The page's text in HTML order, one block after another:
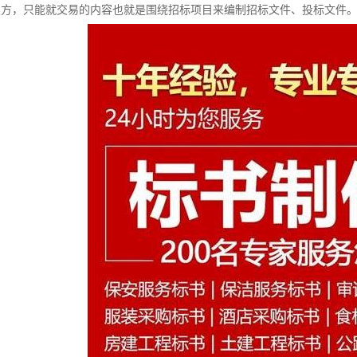
，只能就交易的内容也就是围绕招标项目来编制招标文件、投标文件。